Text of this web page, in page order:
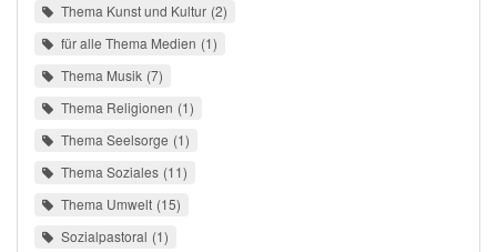
Thema Kunst und Kultur 2
für alle Thema Medien 1
Thema Musik 7
Thema Religionen 1
Thema Seelsorge 1
Thema Soziales 11
Thema Umwelt 15
Sozialpastoral 1